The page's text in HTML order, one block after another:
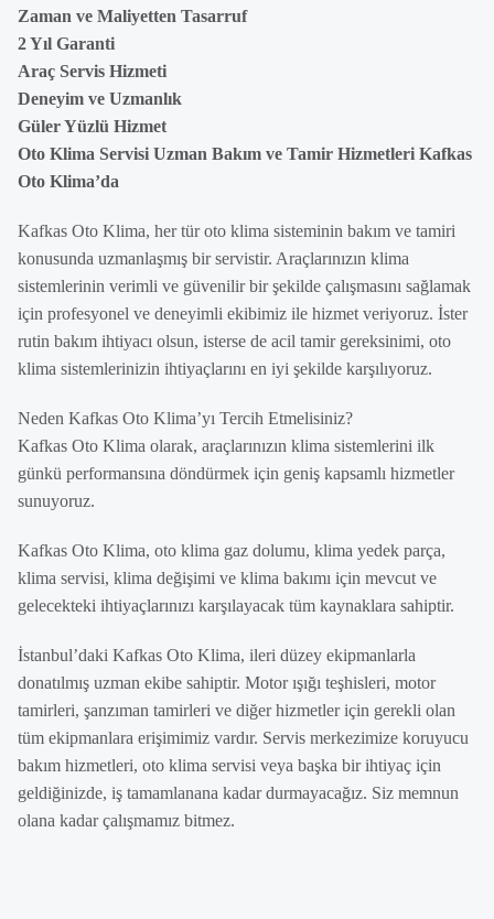
Zaman ve Maliyetten Tasarruf
2 Yıl Garanti
Araç Servis Hizmeti
Deneyim ve Uzmanlık
Güler Yüzlü Hizmet
Oto Klima Servisi Uzman Bakım ve Tamir Hizmetleri Kafkas
Oto Klima’da
Kafkas Oto Klima, her tür oto klima sisteminin bakım ve tamiri
konusunda uzmanlaşmış bir servistir. Araçlarınızın klima
sistemlerinin verimli ve güvenilir bir şekilde çalışmasını sağlamak
için profesyonel ve deneyimli ekibimiz ile hizmet veriyoruz. İster
rutin bakım ihtiyacı olsun, isterse de acil tamir gereksinimi, oto
klima sistemlerinizin ihtiyaçlarını en iyi şekilde karşılıyoruz.
Neden Kafkas Oto Klima’yı Tercih Etmelisiniz?
Kafkas Oto Klima olarak, araçlarınızın klima sistemlerini ilk
günkü performansına döndürmek için geniş kapsamlı hizmetler
sunuyoruz.
Kafkas Oto Klima, oto klima gaz dolumu, klima yedek parça,
klima servisi, klima değişimi ve klima bakımı için mevcut ve
gelecekteki ihtiyaçlarınızı karşılayacak tüm kaynaklara sahiptir.
İstanbul’daki Kafkas Oto Klima, ileri düzey ekipmanlarla
donatılmış uzman ekibe sahiptir. Motor ışığı teşhisleri, motor
tamirleri, şanzıman tamirleri ve diğer hizmetler için gerekli olan
tüm ekipmanlara erişimimiz vardır. Servis merkezimize koruyucu
bakım hizmetleri, oto klima servisi veya başka bir ihtiyaç için
geldiğinizde, iş tamamlanana kadar durmayacağız. Siz memnun
olana kadar çalışmamız bitmez.